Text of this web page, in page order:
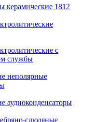
керамические 1812
с
службы
неполярные
аудиоконденсаторы
слюдяные